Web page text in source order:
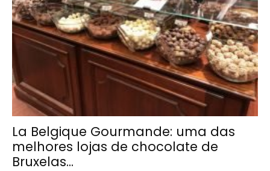
La Belgique Gourmande: uma das
melhores lojas de chocolate de
Bruxelas...